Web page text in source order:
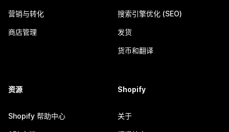
营销与转化
商店管理
搜索引擎优化 (SEO)
发货
货币和翻译
资源
Shopify 帮助中心
Shopify
关于